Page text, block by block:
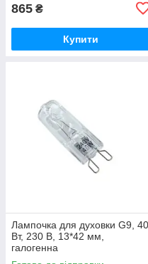
865 ₴
Купити
Лампочка для духовки G9, 40
Вт, 230 В, 13*42 мм,
галогенна